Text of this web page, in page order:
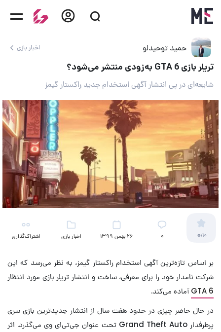
حمید توحیدلو اخبار بازی
تریلر بازی GTA 6 به‌زودی منتشر می‌شود؟
شایعه‌ای در پی انتشار آگهی استخدام جدید راکستار گیمز
0/10 ۰ 26 بهمن 1399 اخبار بازی اشتراک‌گذاری
بر اساس تازه‌ترین آگهی استخدام راکستار گیمز، به نظر می‌رسد که این
شرکت نامدار خود را برای معرفی، ساخت و انتشار تریلر بازی مورد انتظار
GTA 6آماده می‌کند.
در حال حاضر چیزی در حدود هفت سال از انتشار جدیدترین بازی سری
پرطرفدار Grand Theft Auto تحت عنوان جی‌تی‌ای وی می‌گذرد. اثر